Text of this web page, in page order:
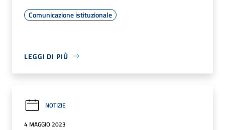
Comunicazione istituzionale
LEGGI DI PIÙ
NOTIZIE
4 MAGGIO 2023